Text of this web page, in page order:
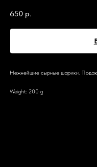
650 р.
Нежнейшие сырные шарики.
Weight: 200 g